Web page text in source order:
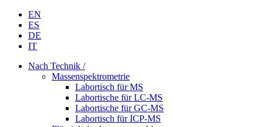
EN
ES
DE
IT
Nach Technik /
Massenspektrometrie
Labortisch für MS
Labortische für LC-MS
Labortische für GC-MS
Labortisch für ICP-MS